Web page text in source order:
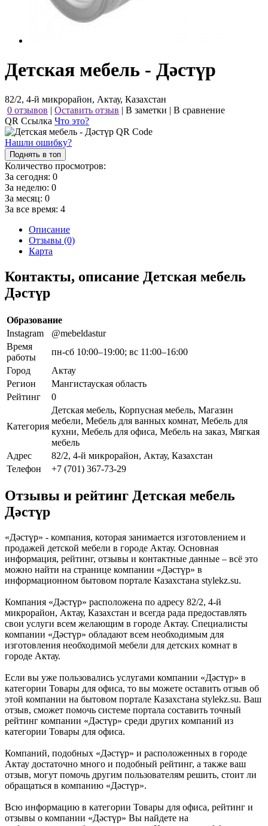
Детская мебель - Дәстүр
82/2, 4-й микрорайон, Актау, Казахстан
0 отзывов | Оставить отзыв | В заметки | В сравнение
QR Ссылка Что это?
Нашли ошибку?
Поднять в топ
Количество просмотров:
За сегодня: 0
За неделю: 0
За месяц: 0
За все время: 4
Описание
Отзывы (0)
Карта
Контакты, описание Детская мебель
Дәстүр
Образование
Instagram
@mebeldastur
Время
работы
пн-сб 10:00–19:00; вс 11:00–16:00
Город
Актау
Регион
Мангистауская область
Рейтинг
0
Категория
Детская мебель, Корпусная мебель, Магазин
мебели, Мебель для ванных комнат, Мебель для
кухни, Мебель для офиса, Мебель на заказ, Мягкая
мебель
Адрес
82/2, 4-й микрорайон, Актау, Казахстан
Телефон
+7 (701) 367-73-29
Отзывы и рейтинг Детская мебель
Дәстүр
«Дәстүр» - компания, которая занимается изготовлением и
продажей детской мебели в городе Актау. Основная
информация, рейтинг, отзывы и контактные данные – всё это
можно найти на странице компании «Дәстүр» в
информационном бытовом портале Казахстана stylekz.su.
Компания «Дәстүр» расположена по адресу 82/2, 4-й
микрорайон, Актау, Казахстан и всегда рада предоставлять
свои услуги всем желающим в городе Актау. Специалисты
компании «Дәстүр» обладают всем необходимым для
изготовления необходимой мебели для детских комнат в
городе Актау.
Если вы уже пользовались услугами компании «Дәстүр» в
категории Товары для офиса, то вы можете оставить отзыв об
этой компании на бытовом портале Казахстана stylekz.su. Ваш
отзыв, сможет помочь системе портала составить точный
рейтинг компании «Дәстүр» среди других компаний из
категории Товары для офиса.
Компаний, подобных «Дәстүр» и расположенных в городе
Актау достаточно много и подобный рейтинг, а также ваш
отзыв, могут помочь другим пользователям решить, стоит ли
обращаться в компанию «Дәстүр».
Всю информацию в категории Товары для офиса, рейтинг и
отзывы о компании «Дәстүр» Вы найдете на